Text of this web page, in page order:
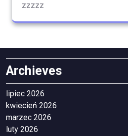
zzzzz
Archieves
lipiec 2026
kwiecień 2026
marzec 2026
luty 2026